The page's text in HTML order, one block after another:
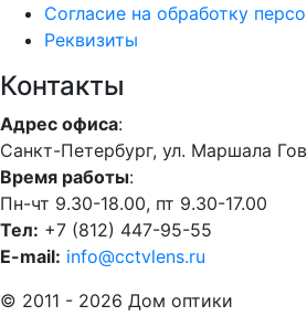
Согласие на обработку
Реквизиты
Контакты
Адрес офиса:
Санкт-Петербург, ул. Маршала
Время работы:
Пн-чт 9.30-18.00, пт 9.30-17.00
Тел: +7 (812) 447-95-55
E-mail: info@cctvlens.ru
© 2011 - 2026 Дом оптики